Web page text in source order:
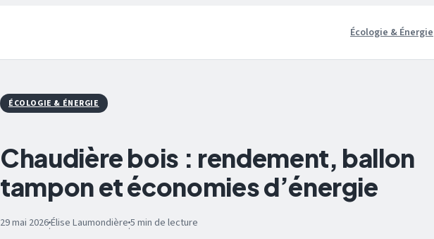
Écologie & Énergie
ÉCOLOGIE & ÉNERGIE
Chaudière bois : rendement, ballon
tampon et économies d’énergie
29 mai 2026·Élise Laumondière·5 min de lecture